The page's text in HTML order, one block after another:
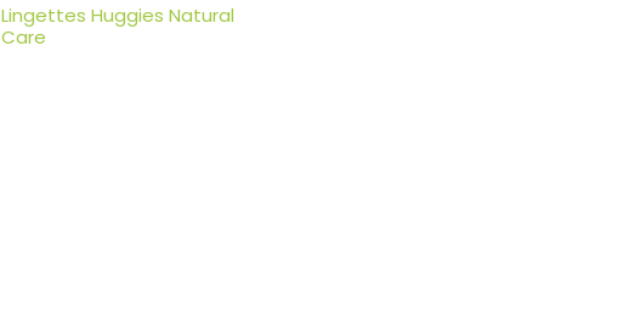
Lingettes Huggies Natural
Care